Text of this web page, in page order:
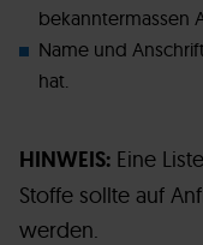
bekanntermassen
Name und
hat.
HINWEIS: Eine
Stoffe sollte auf
werden.